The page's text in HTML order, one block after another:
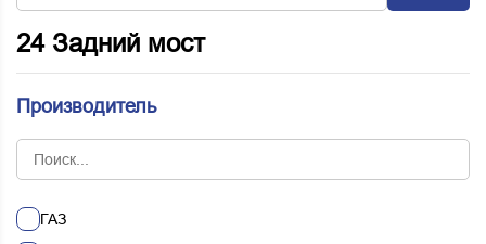
24 Задний мост
Производитель
ГАЗ